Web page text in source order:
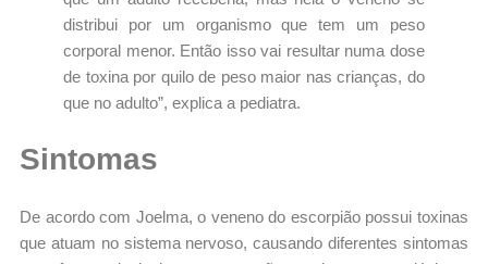
distribui por um organismo que tem um peso
corporal menor. Então isso vai resultar numa dose
de toxina por quilo de peso maior nas crianças, do
que no adulto”, explica a pediatra.
Sintomas
De acordo com Joelma, o veneno do escorpião possui toxinas
que atuam no sistema nervoso, causando diferentes sintomas